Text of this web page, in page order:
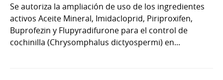
Se autoriza la ampliación de uso de los ingredientes
activos Aceite Mineral, Imidacloprid, Piriproxifen,
Buprofezin y Flupyradifurone para el control de
cochinilla (Chrysomphalus dictyospermi) en...